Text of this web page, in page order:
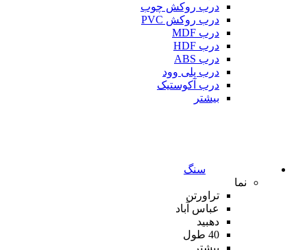
درب روکش چوب
درب روکش PVC
درب MDF
درب HDF
درب ABS
درب پلی وود
درب آکوستیک
بیشتر
سنگ
نما
تراورتن
عباس آباد
دهبید
40 طول
بیشتر